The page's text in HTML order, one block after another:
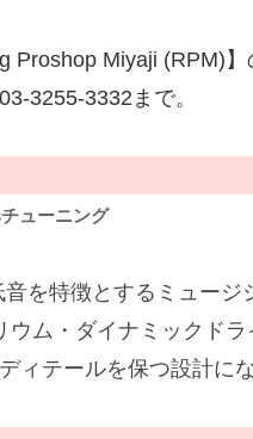
Proshop Miyaji (RPM)】
3255-3332まで。
ューニング
を特徴とするミュー
ウム・ダイナミックド
ィテールを保つ設計に